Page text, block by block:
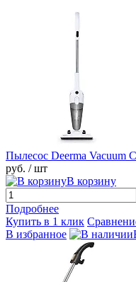
Пылесос Deerma Vacuum
руб. / шт
В корзину
Подробнее
Купить в 1 клик
В избранное